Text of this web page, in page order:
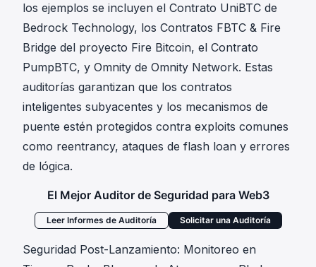
los ejemplos se incluyen el Contrato UniBTC de
Bedrock Technology, los Contratos FBTC & Fire
Bridge del proyecto Fire Bitcoin, el Contrato
PumpBTC, y Omnity de Omnity Network. Estas
auditorías garantizan que los contratos
inteligentes subyacentes y los mecanismos de
puente estén protegidos contra exploits comunes
como reentrancy, ataques de flash loan y errores
de lógica.
El Mejor Auditor de Seguridad para Web3
Leer Informes de Auditoría Solicitar una Auditoría
Seguridad Post-Lanzamiento: Monitoreo en